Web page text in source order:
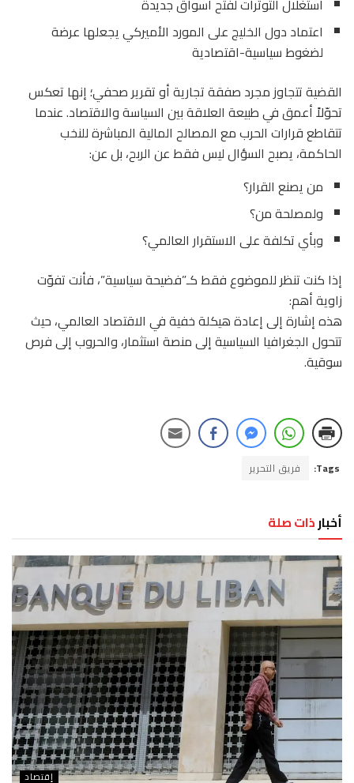
استغلال التوترات لفتح أسواق جديدة
اعتماد دول الخليج على المورد الأميركي يجعلها عرضة
لضغوط سياسية-اقتصادية
القضية تتجاوز مجرد صفقة تجارية أو تقرير صحفي؛ إنها تعكس
تحوّلاً أعمق في طبيعة العلاقة بين السياسة والاقتصاد. عندما
تتقاطع قرارات الحرب مع المصالح المالية المباشرة للنخب
الحاكمة، يصبح السؤال ليس فقط عن الربح، بل عن:
من يصنع القرار؟
ولمصلحة من؟
وبأي تكلفة على الاستقرار العالمي؟
إذا كنت تنظر للموضوع فقط كـ”فضيحة سياسية”، فأنت تفوّت
زاوية أهم:
هذه إشارة إلى إعادة هيكلة خفية في الاقتصاد العالمي، حيث
تتحول الجغرافيا السياسية إلى منصة استثمار، والحروب إلى فرص
سوقية.
Tags: فريق التحرير
أخبارذات صلة
إقتصاد